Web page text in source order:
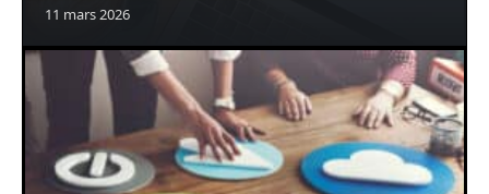
11 mars 2026